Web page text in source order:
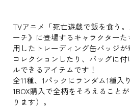
TVアニメ「死亡遊戯で飯を食う
ーチ》に登場するキャラクター
用したトレーディング缶バッジが
コレクションしたり、バッグに
ルできるアイテムです！
全11種、1パックにランダム1種入り
1BOX購入で全柄をそろえること
ります）。